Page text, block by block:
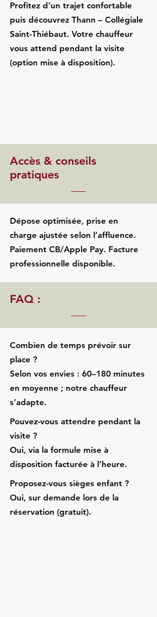
Profitez d’un trajet confortable
puis découvrez Thann – Collégiale
Saint-Thiébaut. Votre chauffeur
vous attend pendant la visite
(option mise à disposition).
Accès & conseils
pratiques
Dépose optimisée, prise en
charge ajustée selon l’affluence.
Paiement CB/Apple Pay. Facture
professionnelle disponible.
FAQ :
Combien de temps prévoir sur
place ?
Selon vos envies : 60–180 minutes
en moyenne ; notre chauffeur
s’adapte.
Pouvez-vous attendre pendant la
visite ?
Oui, via la formule mise à
disposition facturée à l’heure.
Proposez-vous sièges enfant ?
Oui, sur demande lors de la
réservation (gratuit).